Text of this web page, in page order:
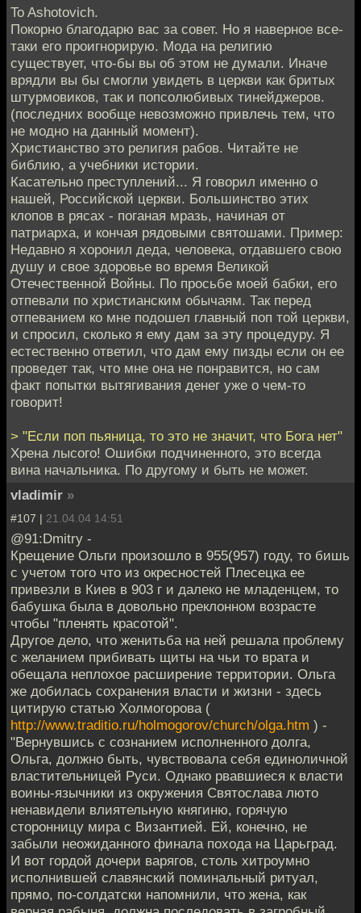
To Ashotovich.
Покорно благодарю вас за совет. Но я наверное все-
таки его проигнорирую. Мода на религию
существует, что-бы вы об этом не думали. Иначе
врядли вы бы смогли увидеть в церкви как бритых
штурмовиков, так и попсолюбивых тинейджеров.
(последних вообще невозможно привлечь тем, что
не модно на данный момент).
Христианство это религия рабов. Читайте не
библию, а учебники истории.
Касательно преступлений... Я говорил именно о
нашей, Российской церкви. Большинство этих
клопов в рясах - поганая мразь, начиная от
патриарха, и кончая рядовыми святошами. Пример:
Недавно я хоронил деда, человека, отдавшего свою
душу и свое здоровье во время Великой
Отечественной Войны. По просьбе моей бабки, его
отпевали по христианским обычаям. Так перед
отпеванием ко мне подошел главный поп той церкви,
и спросил, сколько я ему дам за эту процедуру. Я
естественно ответил, что дам ему пизды если он ее
проведет так, что мне она не понравится, но сам
факт попытки вытягивания денег уже о чем-то
говорит!
> "Если поп пьяница, то это не значит, что Бога нет"
Хрена лысого! Ошибки подчиненного, это всегда
вина начальника. По другому и быть не может.
vladimir »
#107 | 21.04.04 14:51
@91:Dmitry -
Крещение Ольги произошло в 955(957) году, то бишь
с учетом того что из окресностей Плесецка ее
привезли в Киев в 903 г и далеко не младенцем, то
бабушка была в довольно преклонном возрасте
чтобы "пленять красотой".
Другое дело, что женитьба на ней решала проблему
с желанием прибивать щиты на чьи то врата и
обещала неплохое расширение территории. Ольга
же добилась сохранения власти и жизни - здесь
цитирую статью Холмогорова (
http://www.traditio.ru/holmogorov/church/olga.htm ) -
"Вернувшись с сознанием исполненного долга,
Ольга, должно быть, чувствовала себя единоличной
властительницей Руси. Однако рвавшиеся к власти
воины-язычники из окружения Святослава люто
ненавидели влиятельную княгиню, горячую
сторонницу мира с Византией. Ей, конечно, не
забыли неожиданного финала похода на Царьград.
И вот гордой дочери варягов, столь хитроумно
исполнившей славянский поминальный ритуал,
прямо, по-солдатски напомнили, что жена, как